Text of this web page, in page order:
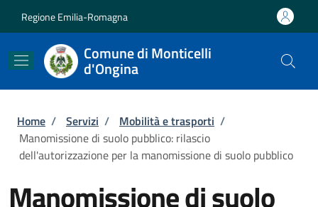
Regione Emilia-Romagna
Comune di Monticelli
d'Ongina
Briciole di pane
Home / Servizi / Mobilità e trasporti /
Manomissione di suolo pubblico: rilascio
dell'autorizzazione per la manomissione di suolo pubblico
Manomissione di suolo